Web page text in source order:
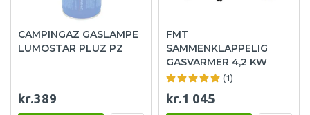
CAMPINGAZ GASLAMPE
LUMOSTAR PLUZ PZ
kr.389
FMT
SAMMENKLAPPELIG
GASVARMER 4,2 KW
(1)
kr.1 045